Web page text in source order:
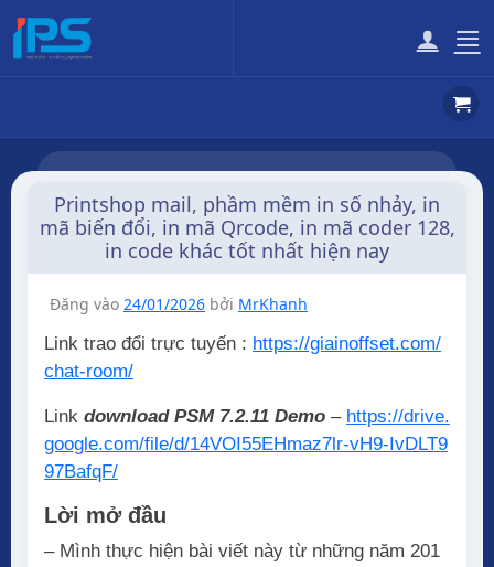
Bỏ
qua
nội
Printshop mail, phầm mềm in số nhảy, in
mã biến đổi, in mã Qrcode, in mã coder 128,
in code khác tốt nhất hiện nay
Đăng vào 24/01/2026 bởi MrKhanh
Link trao đổi trực tuyến : https://giainoffset.com/
chat-room/
Link download PSM 7.2.11 Demo – https://drive.
google.com/file/d/14VOI55EHmaz7lr-vH9-IvDLT9
97BafqF/
Lời mở đầu
– Mình thực hiện bài viết này từ những năm 201